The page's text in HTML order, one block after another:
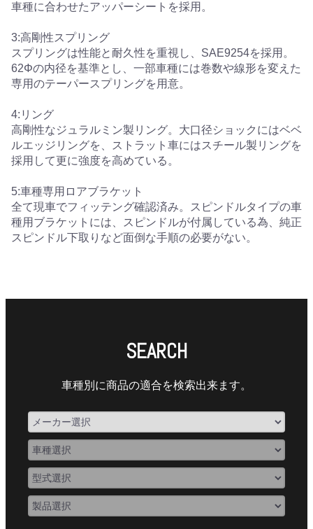
車種に合わせたアッパーシートを採用。
3:高剛性スプリング
スプリングは性能と耐久性を重視し、SAE9254を採用。
62Φの内径を基準とし、一部車種には巻数や線形を変えた
専用のテーパースプリングを用意。
4:リング
高剛性なジュラルミン製リング。大口径ショックにはベベ
ルエッジリングを、ストラット車にはスチール製リングを
採用して更に強度を高めている。
5:車種専用ロアブラケット
全て現車でフィッテング確認済み。スピンドルタイプの車
種用ブラケットには、スピンドルが付属している為、純正
スピンドル下取りなど面倒な手順の必要がない。
SEARCH
車種別に商品の適合を検索出来ます。